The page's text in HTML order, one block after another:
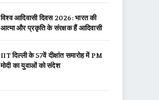
विश्व आदिवासी दिवस 2026: भारत की
आत्मा और प्रकृति के संरक्षक हैं आदिवासी
IIT दिल्ली के 57वें दीक्षांत समारोह में PM
मोदी का युवाओं को संदेश